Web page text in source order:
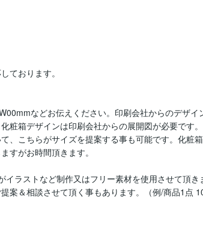
ております。
などお伝えください。印刷会社からのデザイ
粧箱デザインは印刷会社からの展開図が必要です
、こちらがサイズを提案する事も可能です。化粧
すがお時間頂きます。
ラストなど制作又はフリー素材を使用させて頂き
案＆相談させて頂く事もあります。（例/商品1点